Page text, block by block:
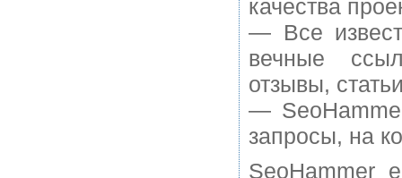
качества
— Все
вечные
отзывы,
—
запросы, на
SeoHammer